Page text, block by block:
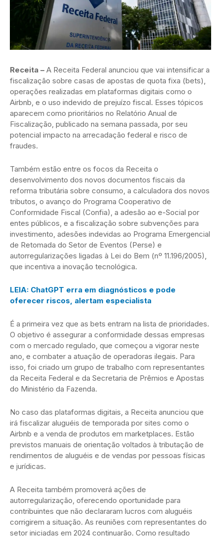
Receita – A Receita Federal anunciou que vai intensificar a
fiscalização sobre casas de apostas de quota fixa (bets),
operações realizadas em plataformas digitais como o
Airbnb, e o uso indevido de prejuízo fiscal. Esses tópicos
aparecem como prioritários no Relatório Anual de
Fiscalização, publicado na semana passada, por seu
potencial impacto na arrecadação federal e risco de
fraudes.
Também estão entre os focos da Receita o
desenvolvimento dos novos documentos fiscais da
reforma tributária sobre consumo, a calculadora dos novos
tributos, o avanço do Programa Cooperativo de
Conformidade Fiscal (Confia), a adesão ao e-Social por
entes públicos, e a fiscalização sobre subvenções para
investimento, adesões indevidas ao Programa Emergencial
de Retomada do Setor de Eventos (Perse) e
autorregularizações ligadas à Lei do Bem (nº 11.196/2005),
que incentiva a inovação tecnológica.
LEIA: ChatGPT erra em diagnósticos e pode
oferecer riscos, alertam especialista
É a primeira vez que as bets entram na lista de prioridades.
O objetivo é assegurar a conformidade dessas empresas
com o mercado regulado, que começou a vigorar neste
ano, e combater a atuação de operadoras ilegais. Para
isso, foi criado um grupo de trabalho com representantes
da Receita Federal e da Secretaria de Prêmios e Apostas
do Ministério da Fazenda.
No caso das plataformas digitais, a Receita anunciou que
irá fiscalizar aluguéis de temporada por sites como o
Airbnb e a venda de produtos em marketplaces. Estão
previstos manuais de orientação voltados à tributação de
rendimentos de aluguéis e de vendas por pessoas físicas
e jurídicas.
A Receita também promoverá ações de
autorregularização, oferecendo oportunidade para
contribuintes que não declararam lucros com aluguéis
corrigirem a situação. As reuniões com representantes do
setor iniciadas em 2024 continuarão. Como resultado